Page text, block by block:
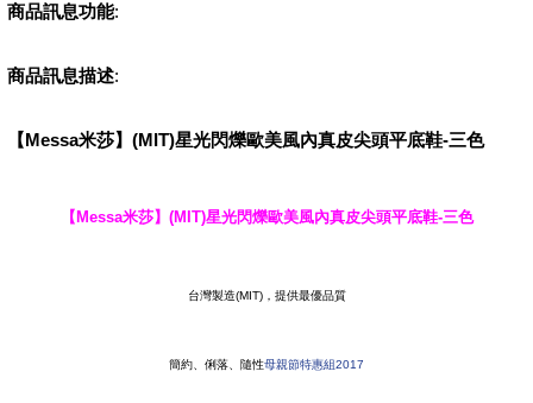
商品訊息功能:
商品訊息描述:
【Messa米莎】(MIT)星光閃爍歐美風內真皮尖頭平底鞋-三色
【Messa米莎】(MIT)星光閃爍歐美風內真皮尖頭平底鞋-三色
台灣製造(MIT)，提供最優品質
簡約、俐落、隨性母親節特惠組2017